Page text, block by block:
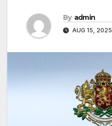
By admin
AUG 15, 2025